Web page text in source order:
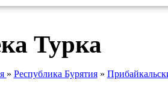
Турка
» Республика Бурятия»